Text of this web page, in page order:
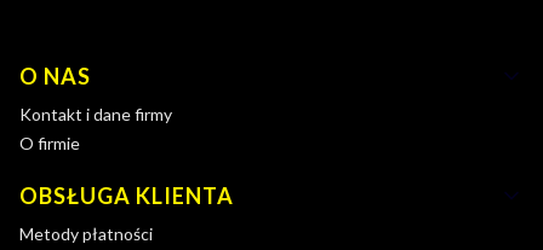
Linki w stopce
O NAS
Kontakt i dane firmy
O firmie
OBSŁUGA KLIENTA
Metody płatności